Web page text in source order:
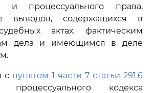
и процессуального права,
выводов, содержащихся в
актах, фактическим
дела и имеющимся в деле
с пунктом 1 части 7 статьи 291.6
процессуального кодекса